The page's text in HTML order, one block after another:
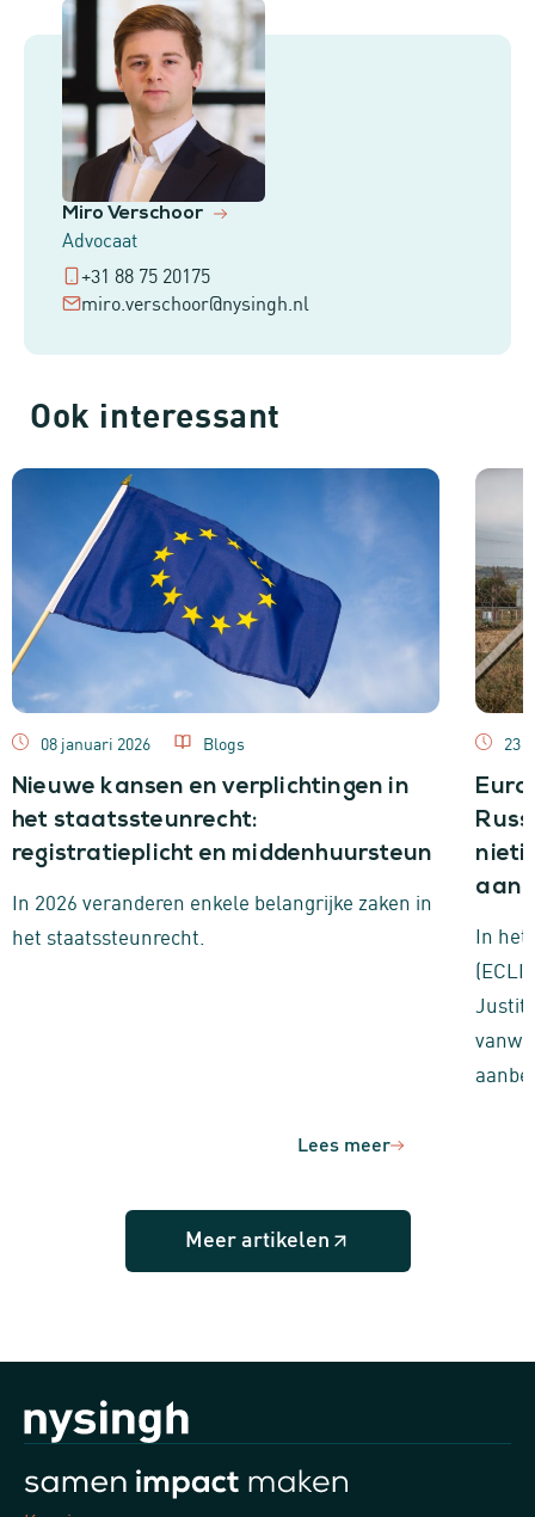
Miro Verschoor
Advocaat
+31 88 75 20175
miro.verschoor@nysingh.nl
Ook interessant
08 januari 2026
Blogs
Nieuwe kansen en verplichtingen in
het staatssteunrecht:
registratieplicht en middenhuursteun
In 2026 veranderen enkele belangrijke zaken in
het staatssteunrecht.
Lees meer
23
In het
Meer artikelen